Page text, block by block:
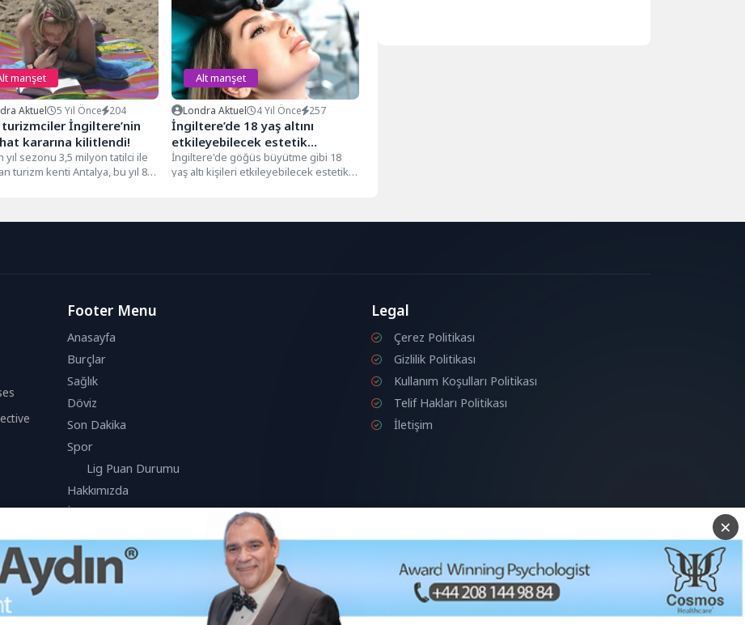
manşet
Aktuel 5 Yıl Önce 204
İngiltere’nin
kararına kilitlendi!
yıl sezonu 3,5 milyon tatilci ile
turizm kenti Antalya, bu yıl 8
Alt manşet
Londra Aktuel 4 Yıl Önce 257
İngiltere’de 18 yaş altını
etkileyebilecek estetik
operasyonu reklamları
yasaklandı
İngiltere'de göğüs büyütme gibi 18
yaş altı kişileri etkileyebilecek estetik
Footer Menu
Anasayfa
Burçlar
Sağlık
Döviz
Son Dakika
Spor
Lig Puan Durumu
Hakkımızda
İletişim
Legal
Çerez Politikası
Gizlilik Politikası
Kullanım Koşulları Politikası
Telif Hakları Politikası
İletişim
© 2026 Londra Aktuel Tüm hakları saklıdır.Powered by Aksoy Software LTD
deneyimini geliştirmek için çerezleri kullanmaktadır.
bu çerezleri kabul etmiş olursunuz.
Kabul Et Reddet